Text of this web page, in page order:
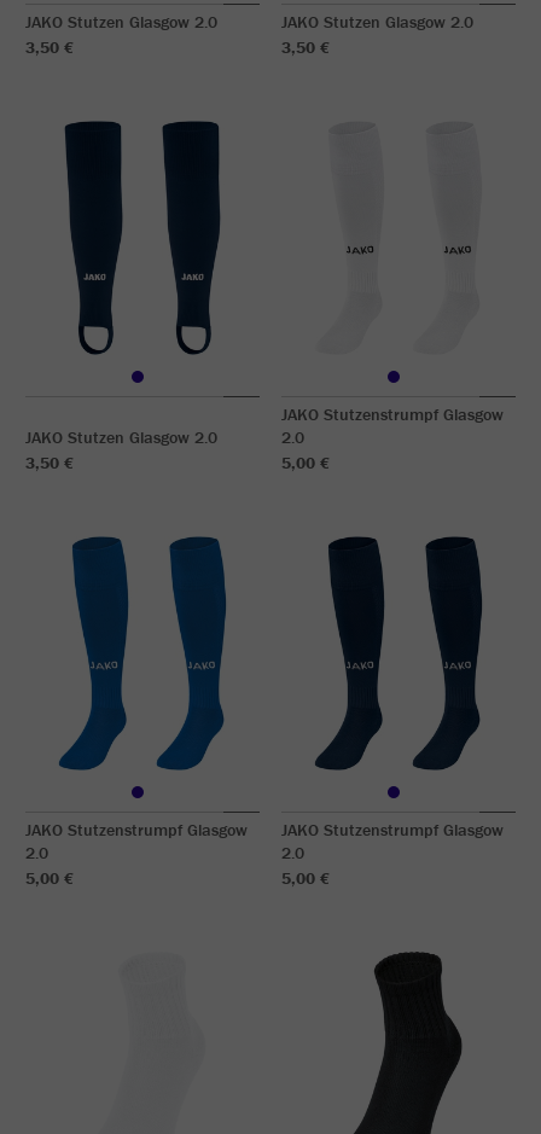
JAKO Stutzen Glasgow 2.0
3,50 €
JAKO Stutzen Glasgow 2.0
3,50 €
JAKO Stutzen Glasgow 2.0
3,50 €
JAKO Stutzenstrumpf Glasgow
2.0
5,00 €
JAKO Stutzenstrumpf Glasgow
2.0
5,00 €
JAKO Stutzenstrumpf Glasgow
2.0
5,00 €